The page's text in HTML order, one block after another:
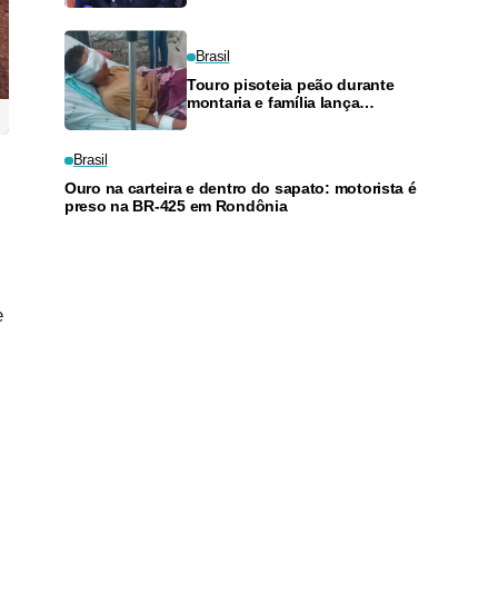
Brasil
Touro pisoteia peão durante
montaria e família lança
Brasil
Ouro na carteira e dentro do sapato: motorista é
preso na BR-425 em Rondônia